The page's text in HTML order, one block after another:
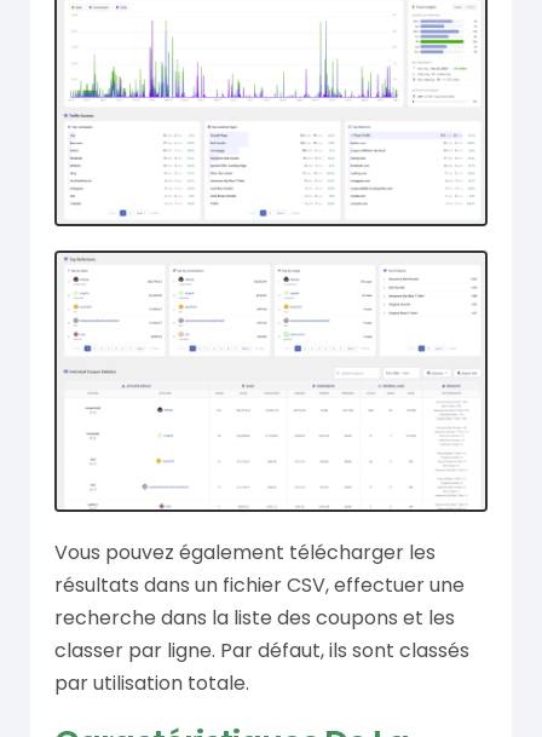
Vous pouvez également télécharger les
résultats dans un fichier CSV, effectuer une
recherche dans la liste des coupons et les
classer par ligne. Par défaut, ils sont classés
par utilisation totale.